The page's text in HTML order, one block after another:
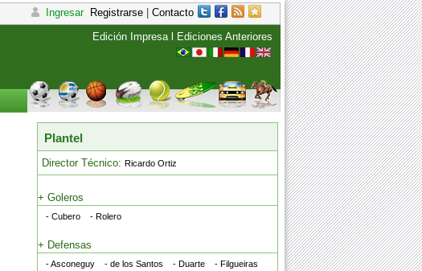
Ingresar Registrarse
Contacto
Edición Impresal Ediciones Anteriores
Plantel
Director Técnico: Ricardo Ortiz
+ Goleros
- Cubero - Rolero
+ Defensas
- Asconeguy - de los Santos - Duarte
- Filgueiras